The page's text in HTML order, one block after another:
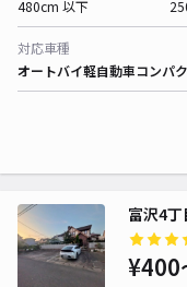
480cm 以下
対応車種
オートバイ軽自動車コンパ
富沢4
¥400